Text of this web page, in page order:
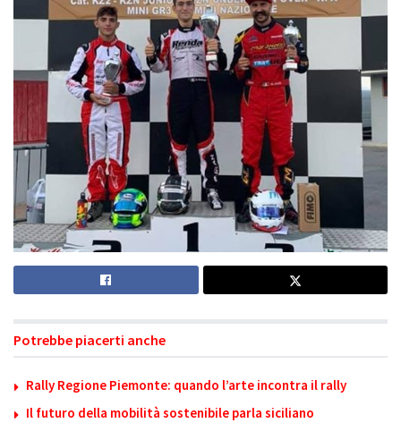
Potrebbe piacerti anche
Rally Regione Piemonte: quando l’arte incontra il rally
Il futuro della mobilità sostenibile parla siciliano